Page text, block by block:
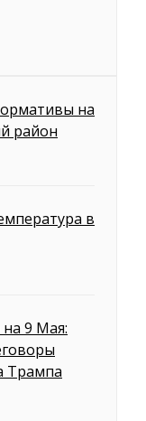
на
район
в
9 Мая:
Трампа